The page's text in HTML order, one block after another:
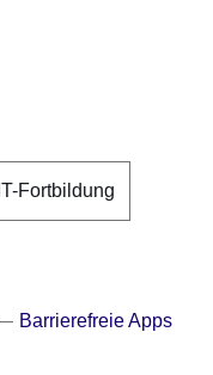
IT-Fortbildung
Barrierefreie Apps